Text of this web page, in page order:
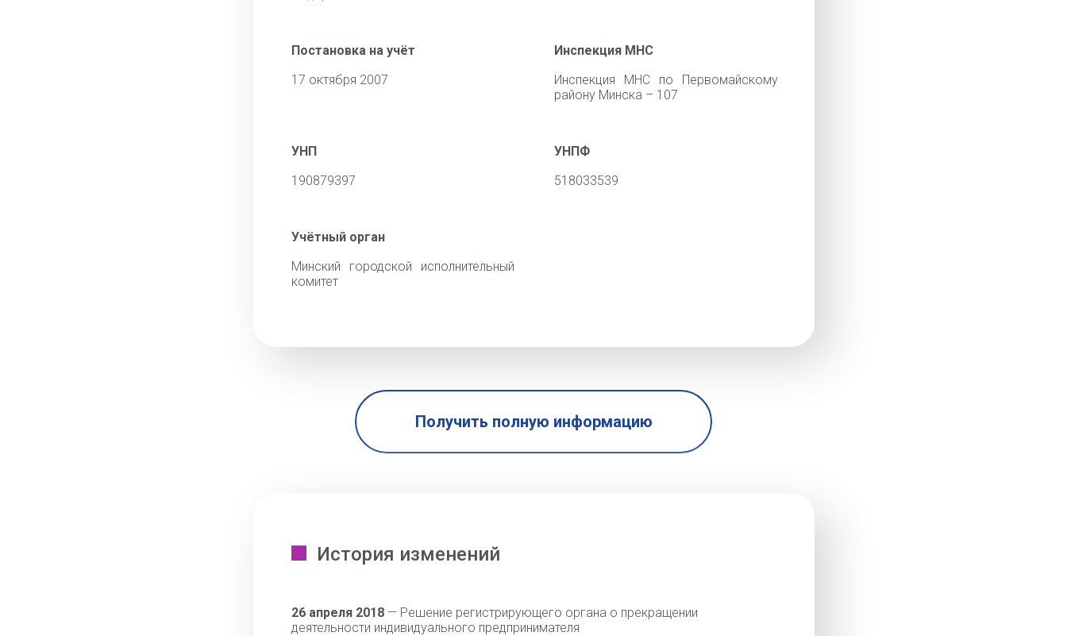
Постановка на учёт
17 октября 2007
Инспекция МНС
Инспекция МНС по Первомайскому
району Минска – 107
УНП
190879397
УНПФ
518033539
Учётный орган
Минский городской исполнительный
комитет
Получить полную информацию
История изменений
26 апреля 2018— Решение регистрирующего органа о прекращении
деятельности индивидуального предпринимателя